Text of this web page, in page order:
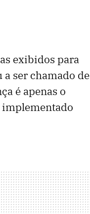
exibidos para
a ser chamado de
é apenas o
implementado